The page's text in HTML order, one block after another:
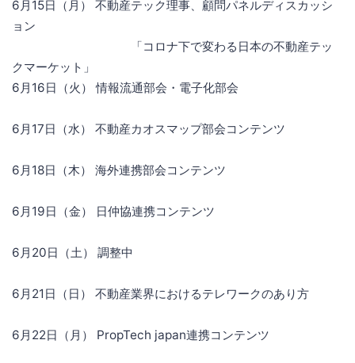
6月15日（月） 不動産テック理事、顧問パネルディスカッシ
ョン
「コロナ下で変わる日本の不動産テッ
クマーケット」
6月16日（火） 情報流通部会・電子化部会
6月17日（水） 不動産カオスマップ部会コンテンツ
6月18日（木） 海外連携部会コンテンツ
6月19日（金） 日仲協連携コンテンツ
6月20日（土） 調整中
6月21日（日） 不動産業界におけるテレワークのあり方
6月22日（月） PropTech japan連携コンテンツ